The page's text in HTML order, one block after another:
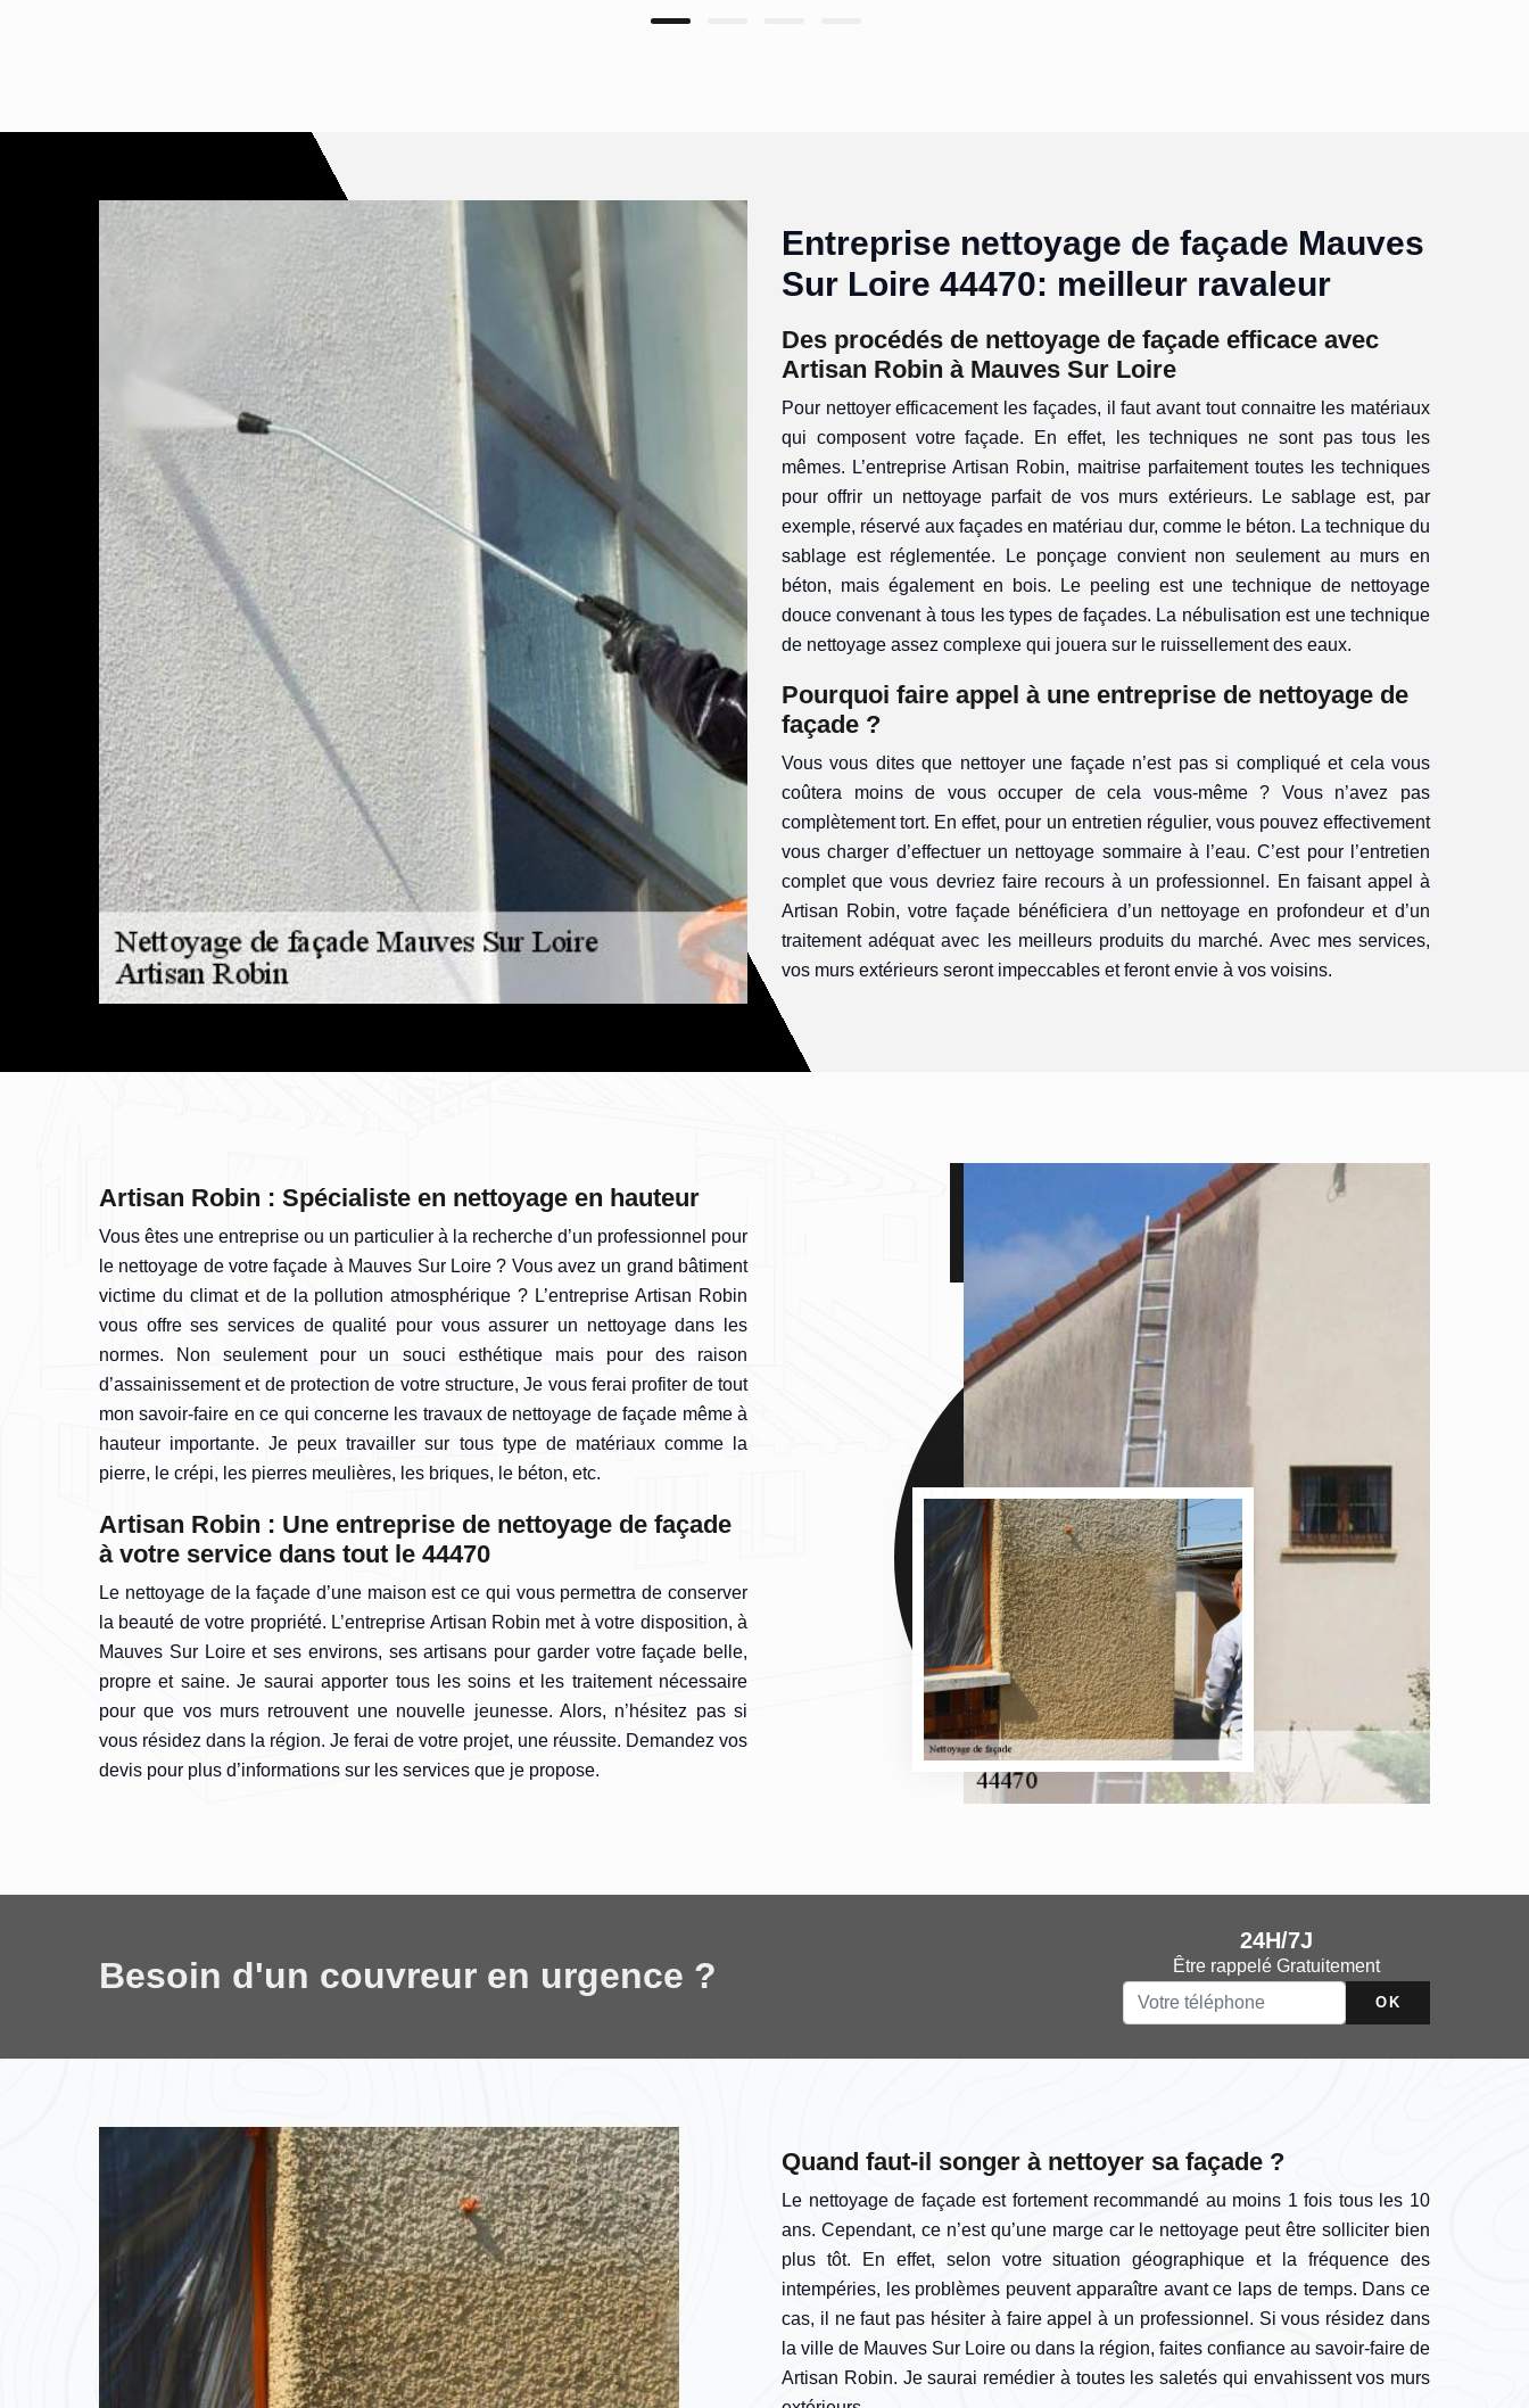
Entreprise nettoyage de façade Mauves
Sur Loire 44470: meilleur ravaleur
Des procédés de nettoyage de façade efficace avec
Artisan Robin à Mauves Sur Loire
Pour nettoyer efficacement les façades, il faut avant tout connaitre les matériaux
qui composent votre façade. En effet, les techniques ne sont pas tous les
mêmes. L’entreprise Artisan Robin, maitrise parfaitement toutes les techniques
pour offrir un nettoyage parfait de vos murs extérieurs. Le sablage est, par
exemple, réservé aux façades en matériau dur, comme le béton. La technique du
sablage est réglementée. Le ponçage convient non seulement au murs en
béton, mais également en bois. Le peeling est une technique de nettoyage
douce convenant à tous les types de façades. La nébulisation est une technique
de nettoyage assez complexe qui jouera sur le ruissellement des eaux.
Pourquoi faire appel à une entreprise de nettoyage de
façade ?
Vous vous dites que nettoyer une façade n’est pas si compliqué et cela vous
coûtera moins de vous occuper de cela vous-même ? Vous n’avez pas
complètement tort. En effet, pour un entretien régulier, vous pouvez effectivement
vous charger d’effectuer un nettoyage sommaire à l’eau. C’est pour l’entretien
complet que vous devriez faire recours à un professionnel. En faisant appel à
Artisan Robin, votre façade bénéficiera d’un nettoyage en profondeur et d’un
traitement adéquat avec les meilleurs produits du marché. Avec mes services,
vos murs extérieurs seront impeccables et feront envie à vos voisins.
Artisan Robin : Spécialiste en nettoyage en hauteur
Vous êtes une entreprise ou un particulier à la recherche d’un professionnel pour
le nettoyage de votre façade à Mauves Sur Loire ? Vous avez un grand bâtiment
victime du climat et de la pollution atmosphérique ? L’entreprise Artisan Robin
vous offre ses services de qualité pour vous assurer un nettoyage dans les
normes. Non seulement pour un souci esthétique mais pour des raison
d’assainissement et de protection de votre structure, Je vous ferai profiter de tout
mon savoir-faire en ce qui concerne les travaux de nettoyage de façade même à
hauteur importante. Je peux travailler sur tous type de matériaux comme la
pierre, le crépi, les pierres meulières, les briques, le béton, etc.
Artisan Robin : Une entreprise de nettoyage de façade
à votre service dans tout le 44470
Le nettoyage de la façade d’une maison est ce qui vous permettra de conserver
la beauté de votre propriété. L’entreprise Artisan Robin met à votre disposition, à
Mauves Sur Loire et ses environs, ses artisans pour garder votre façade belle,
propre et saine. Je saurai apporter tous les soins et les traitement nécessaire
pour que vos murs retrouvent une nouvelle jeunesse. Alors, n’hésitez pas si
vous résidez dans la région. Je ferai de votre projet, une réussite. Demandez vos
devis pour plus d’informations sur les services que je propose.
Besoin d'un couvreur en urgence ?
24H/7J
Être rappelé Gratuitement
Quand faut-il songer à nettoyer sa façade ?
Le nettoyage de façade est fortement recommandé au moins 1 fois tous les 10
ans. Cependant, ce n’est qu’une marge car le nettoyage peut être solliciter bien
plus tôt. En effet, selon votre situation géographique et la fréquence des
intempéries, les problèmes peuvent apparaître avant ce laps de temps. Dans ce
cas, il ne faut pas hésiter à faire appel à un professionnel. Si vous résidez dans
la ville de Mauves Sur Loire ou dans la région, faites confiance au savoir-faire de
Artisan Robin. Je saurai remédier à toutes les saletés qui envahissent vos murs